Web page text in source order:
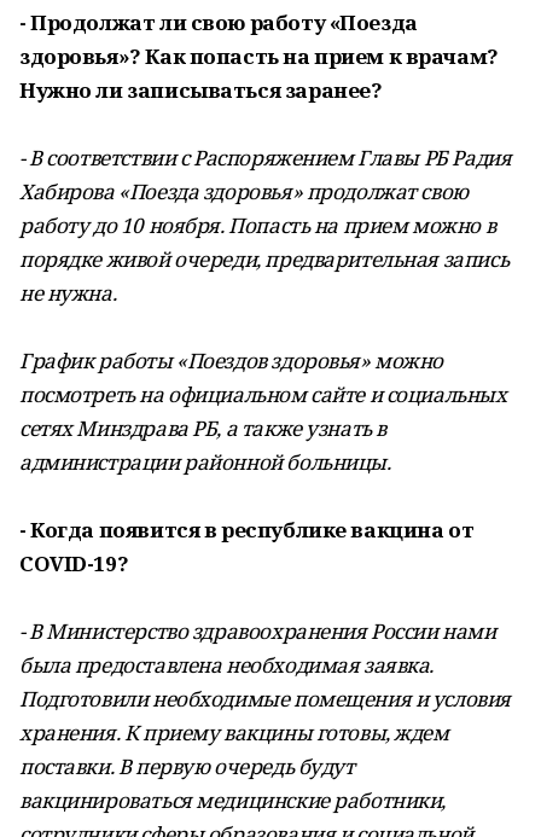
- Продолжат ли свою работу «Поезда
здоровья»? Как попасть на прием к врачам?
Нужно ли записываться заранее?
- В соответствии с Распоряжением Главы РБ Радия
Хабирова «Поезда здоровья» продолжат свою
работу до 10 ноября. Попасть на прием можно в
порядке живой очереди, предварительная запись
не нужна.
График работы «Поездов здоровья» можно
посмотреть на официальном сайте и социальных
сетях Минздрава РБ, а также узнать в
администрации районной больницы.
- Когда появится в республике вакцина от
COVID-19?
- В Министерство здравоохранения России нами
была предоставлена необходимая заявка.
Подготовили необходимые помещения и условия
хранения. К приему вакцины готовы, ждем
поставки. В первую очередь будут
вакцинироваться медицинские работники,